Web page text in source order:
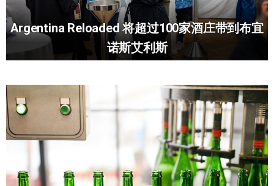
Argentina Reloaded 将超过100家酒庄带到布宜
诺斯艾利斯